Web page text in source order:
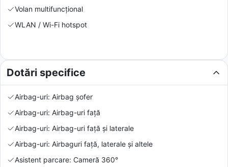
Volan multifuncțional
WLAN / Wi-Fi hotspot
Dotări specifice
Airbag-uri: Airbag șofer
Airbag-uri: Airbag-uri față
Airbag-uri: Airbag-uri față și laterale
Airbag-uri: Airbaguri față, laterale și altele
Asistent parcare: Cameră 360°